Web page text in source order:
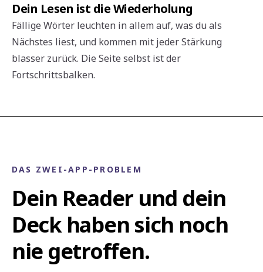
Dein Lesen ist die Wiederholung
Fällige Wörter leuchten in allem auf, was du als
Nächstes liest, und kommen mit jeder Stärkung
blasser zurück. Die Seite selbst ist der
Fortschrittsbalken.
DAS ZWEI-APP-PROBLEM
Dein Reader und dein
Deck haben sich noch
nie getroffen.